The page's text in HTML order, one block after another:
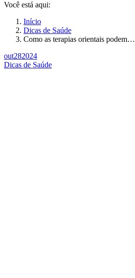
Você está aqui:
Início
Dicas de Saúde
Como as terapias orientais podem…
out282024
Dicas de Saúde